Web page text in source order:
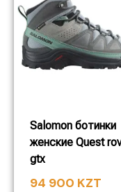
Salomon ботинки
женские Quest
gtx
94 900 KZT